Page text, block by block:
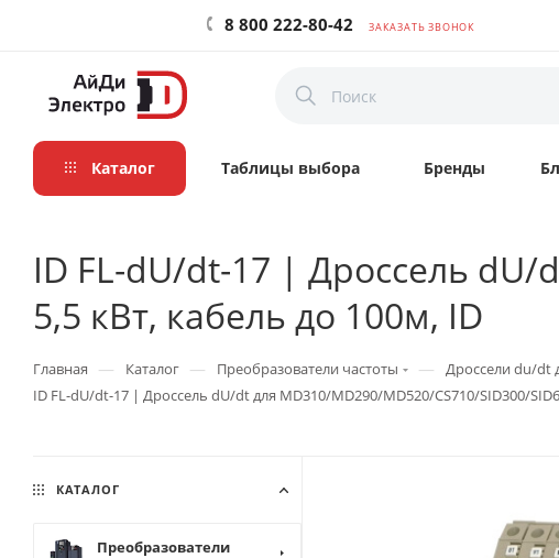
8 800 222-80-42 ЗАКАЗАТЬ ЗВОНОК
Каталог Таблицы выбора Бренды
ID FL-dU/dt-17 | Дроссель dU/
5,5 кВт, кабель до 100м, ID
Главная — Каталог — Преобразователи частоты — Дроссели du/dt
ID FL-dU/dt-17 | Дроссель dU/dt для MD310/MD290/MD520/CS710/SID300/
КАТАЛОГ
Преобразователи